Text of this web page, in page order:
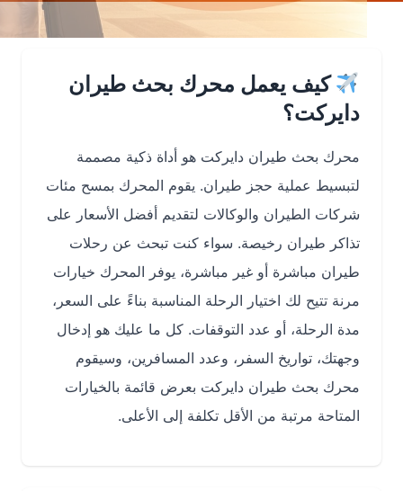
كيف يعمل محرك بحث طيران
دايركت؟
محرك بحث طيران دايركت هو أداة ذكية مصممة
لتبسيط عملية حجز طيران. يقوم المحرك بمسح مئات
شركات الطيران والوكالات لتقديم أفضل الأسعار على
تذاكر طيران رخيصة. سواء كنت تبحث عن رحلات
طيران مباشرة أو غير مباشرة، يوفر المحرك خيارات
مرنة تتيح لك اختيار الرحلة المناسبة بناءً على السعر،
مدة الرحلة، أو عدد التوقفات. كل ما عليك هو إدخال
وجهتك، تواريخ السفر، وعدد المسافرين، وسيقوم
محرك بحث طيران دايركت بعرض قائمة بالخيارات
المتاحة مرتبة من الأقل تكلفة إلى الأعلى.